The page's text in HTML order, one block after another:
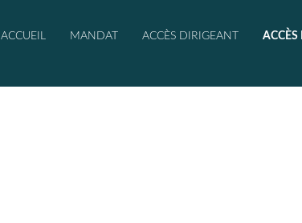
ACCUEIL MANDAT ACCÈS DIRIGEANT ACCÈS